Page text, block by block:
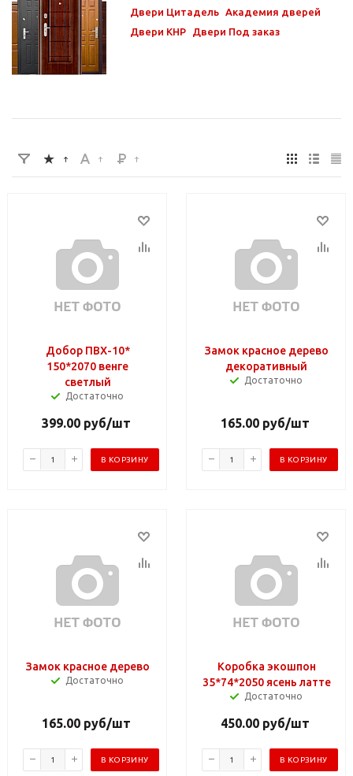
Двери Цитадель Академия дверей
Двери КНР
Двери Под заказ
Добор ПВХ-10*
150*2070 венге
светлый
Достаточно
399.00руб/шт
В КОРЗИНУ
Замок красное дерево
декоративный
Достаточно
165.00руб/шт
В КОРЗИНУ
Замок красное дерево
Достаточно
165.00руб/шт
В КОРЗИНУ
Коробка экошпон
35*74*2050 ясень латте
Достаточно
450.00руб/шт
В КОРЗИНУ